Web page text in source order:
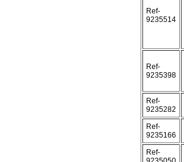
Ref-
9235514
Ref-
9235398
Ref-
9235282
Ref-
9235166
Ref-